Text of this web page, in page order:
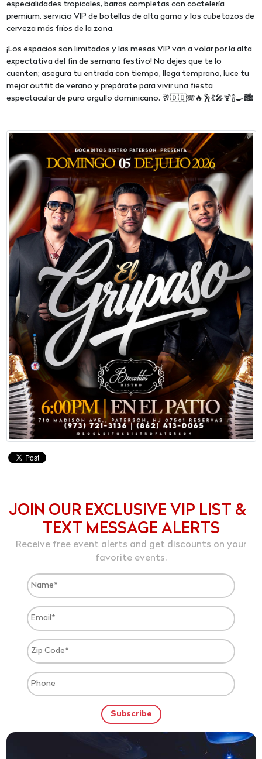
especialidades tropicales, barras completas con coctelería
premium, servicio VIP de botellas de alta gama y los cubetazos de
cerveza más fríos de la zona.
¡Los espacios son limitados y las mesas VIP van a volar por la alta
expectativa del fin de semana festivo! No dejes que te lo
cuenten; asegura tu entrada con tiempo, llega temprano, luce tu
mejor outfit de verano y prepárate para vivir una fiesta
espectacular de puro orgullo dominicano. 🥂🇩🇴🪗🔥🕺💃🎤🍹🍾🍳🏙️
JOIN OUR EXCLUSIVE VIP LIST &
TEXT MESSAGE ALERTS
Receive free event alerts and get discounts on your
favorite events.